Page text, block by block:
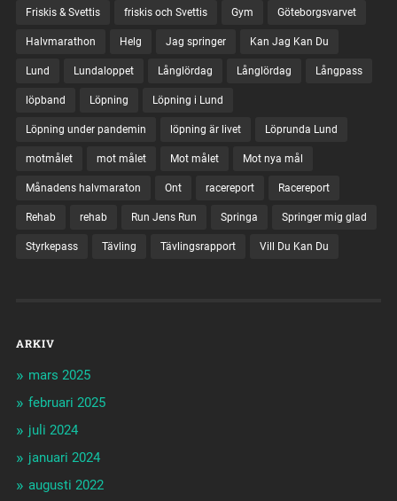
Friskis & Svettis friskis och Svettis Gym Göteborgsvarvet
Halvmarathon Helg Jag springer Kan Jag Kan Du
Lund Lundaloppet Långlördag Långlördag Långpass
löpband Löpning Löpning i Lund
Löpning under pandemin löpning är livet Löprunda Lund
motmålet mot målet Mot målet Mot nya mål
Månadens halvmaraton Ont racereport Racereport
Rehab rehab Run Jens Run Springa Springer mig glad
Styrkepass Tävling Tävlingsrapport Vill Du Kan Du
ARKIV
mars 2025
februari 2025
juli 2024
januari 2024
augusti 2022